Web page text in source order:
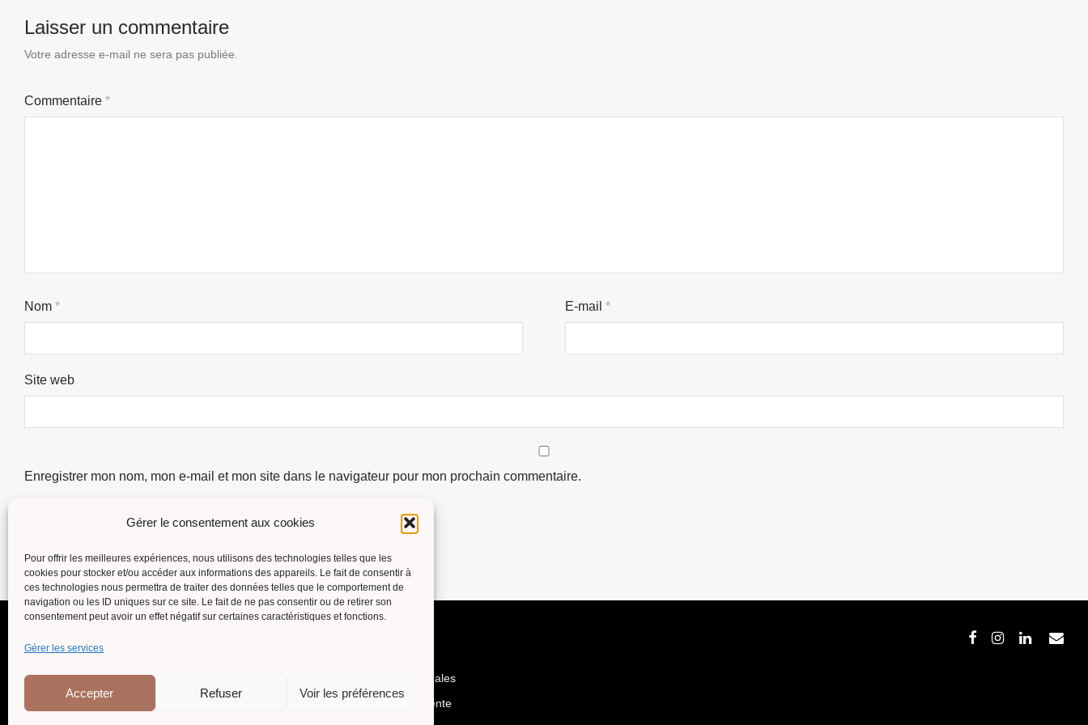
Gérer le consentement aux cookies
Pour offrir les meilleures expériences, nous utilisons des technologies telles que les
cookies pour stocker et/ou accéder aux informations des appareils. Le fait de consentir à
ces technologies nous permettra de traiter des données telles que le comportement de
navigation ou les ID uniques sur ce site. Le fait de ne pas consentir ou de retirer son
consentement peut avoir un effet négatif sur certaines caractéristiques et fonctions.
Gérer les services
Accepter Refuser Voir les préférences
Laisser un commentaire
Votre adresse e-mail ne sera pas publiée.
Commentaire *
Nom * E-mail *
Site web
Enregistrer mon nom, mon e-mail et mon site dans le navigateur pour mon prochain commentaire.
Suivi de commande Contact
Conditions générales
Mentions légales et Politique de Confidentialité
Conditions générales de vente